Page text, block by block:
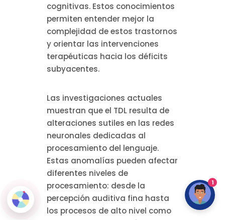
cognitivas. Estos conocimientos
permiten entender mejor la
complejidad de estos trastornos
y orientar las intervenciones
terapéuticas hacia los déficits
subyacentes.
Las investigaciones actuales
muestran que el TDL resulta de
alteraciones sutiles en las redes
neuronales dedicadas al
procesamiento del lenguaje.
Estas anomalías pueden afectar
diferentes niveles de
procesamiento: desde la
percepción auditiva fina hasta
los procesos de alto nivel como
1